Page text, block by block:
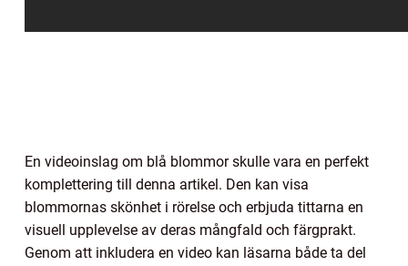
En videoinslag om blå blommor skulle vara en perfekt
komplettering till denna artikel. Den kan visa
blommornas skönhet i rörelse och erbjuda tittarna en
visuell upplevelse av deras mångfald och färgprakt.
Genom att inkludera en video kan läsarna både ta del